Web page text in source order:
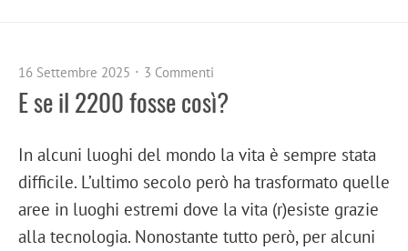
16 Settembre 2025 3 Commenti
E se il 2200 fosse così?
In alcuni luoghi del mondo la vita è sempre stata
difficile. L’ultimo secolo però ha trasformato quelle
aree in luoghi estremi dove la vita (r)esiste grazie
alla tecnologia. Nonostante tutto però, per alcuni